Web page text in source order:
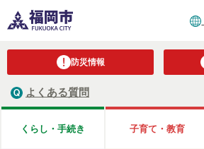
防災情報
よくある質問
くらし・手続き 子育て・教育